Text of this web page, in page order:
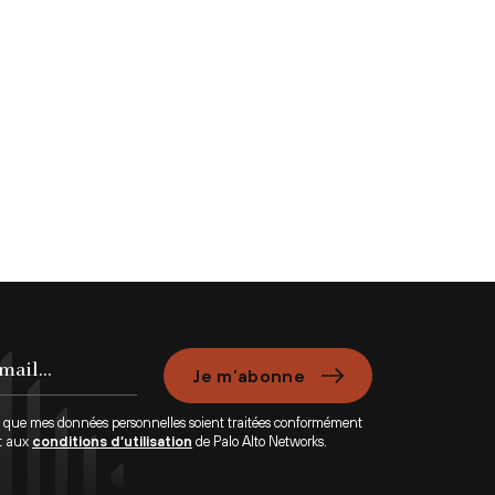
Je m’abonne
mes données personnelles soient traitées conformément
aux conditions d’utilisation de Palo Alto Networks.